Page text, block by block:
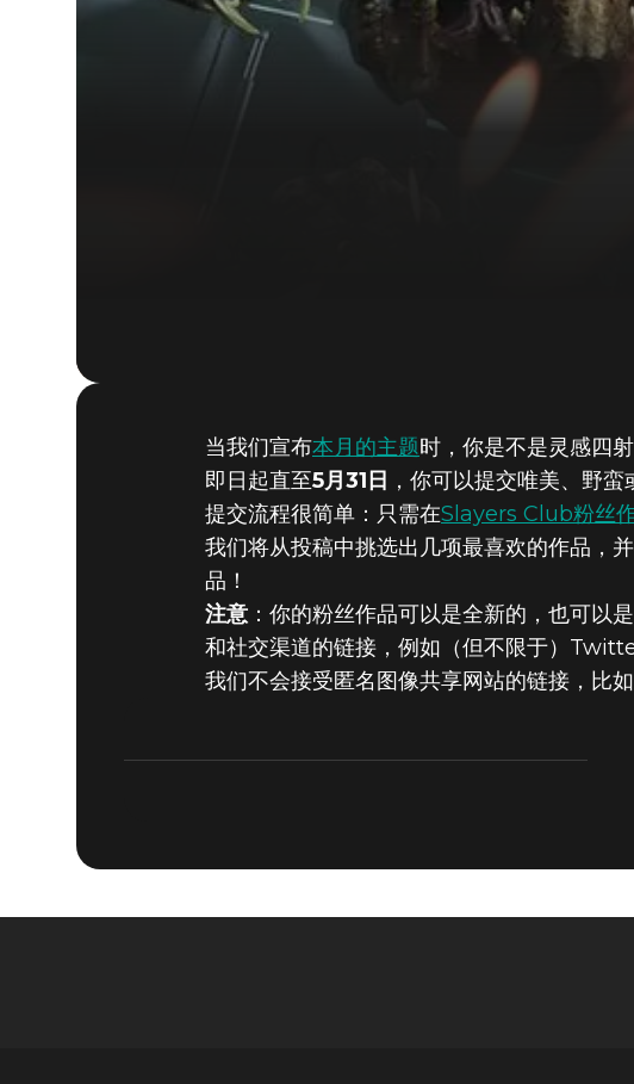
当我们宣布本月的主题时，你是不是灵感四
即日起直至5月31日 ，你可以提交唯美、野
提交流程很简单：只需在Slayers Club粉丝
我们将从投稿中挑选出几项最喜欢的作品，
品！
注意 ：你的粉丝作品可以是全新的，也可以
和社交渠道的链接，例如（但不限于）
我们不会接受匿名图像共享网站的链接，